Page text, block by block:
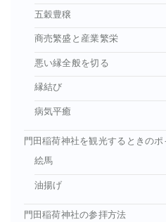
五穀豊穣
商売繁盛と産業繁栄
悪い縁全般を切る
縁結び
病気平癒
門田稲荷神社を観光するときの
絵馬
油揚げ
門田稲荷神社の参拝方法